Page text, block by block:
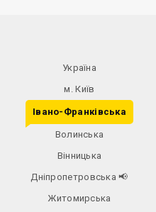
Україна
м. Київ
Івано-Франківська
Волинська
Вінницька
Дніпропетровська📢
Житомирська